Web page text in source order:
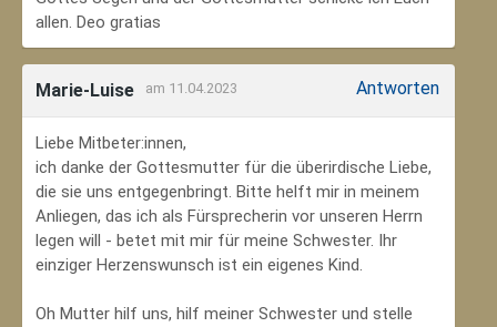
allen. Deo gratias
Marie-Luise am 11.04.2023 Antworten
Liebe Mitbeter:innen,
ich danke der Gottesmutter für die überirdische Liebe,
die sie uns entgegenbringt. Bitte helft mir in meinem
Anliegen, das ich als Fürsprecherin vor unseren Herrn
legen will - betet mit mir für meine Schwester. Ihr
einziger Herzenswunsch ist ein eigenes Kind.
Oh Mutter hilf uns, hilf meiner Schwester und stelle